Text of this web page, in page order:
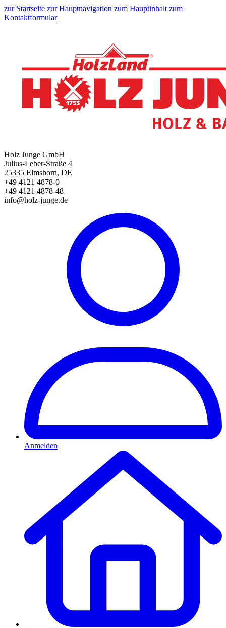
zur Startseite zur Hauptnavigation zum Hauptinhalt zum
Kontaktformular
Holz Junge GmbH
Julius-Leber-Straße 4
25335 Elmshorn, DE
+49 4121 4878-0
+49 4121 4878-48
info@holz-junge.de
Anmelden